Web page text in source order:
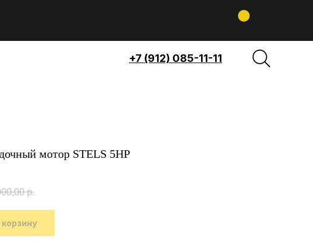
+7 (912) 085-11-11
мотор STELS 5HP
р.